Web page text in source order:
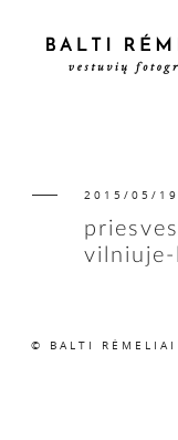
PAGRINDINIS
ISTORIJOS
2015/05/19
© BALTI RĖMELIAI